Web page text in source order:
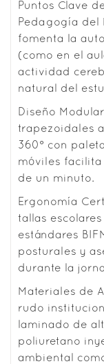
Puntos Clave
Pedagogía del
fomenta la
(como en el
actividad
natural del
Diseño
trapezoidales
360° con
móviles facilita
de un minuto.
Ergonomía
tallas escolares
estándares
posturales y
durante la
Materiales de
rudo
laminado de
poliuretano
ambiental